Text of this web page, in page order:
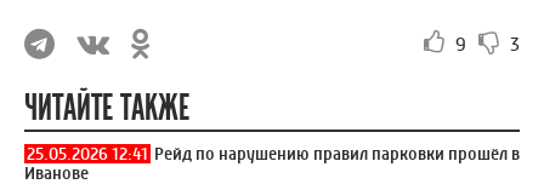
9 3
ЧИТАЙТЕ ТАКЖЕ
25.05.2026 12:41 Рейд по нарушению правил парковки прошёл в
Иванове